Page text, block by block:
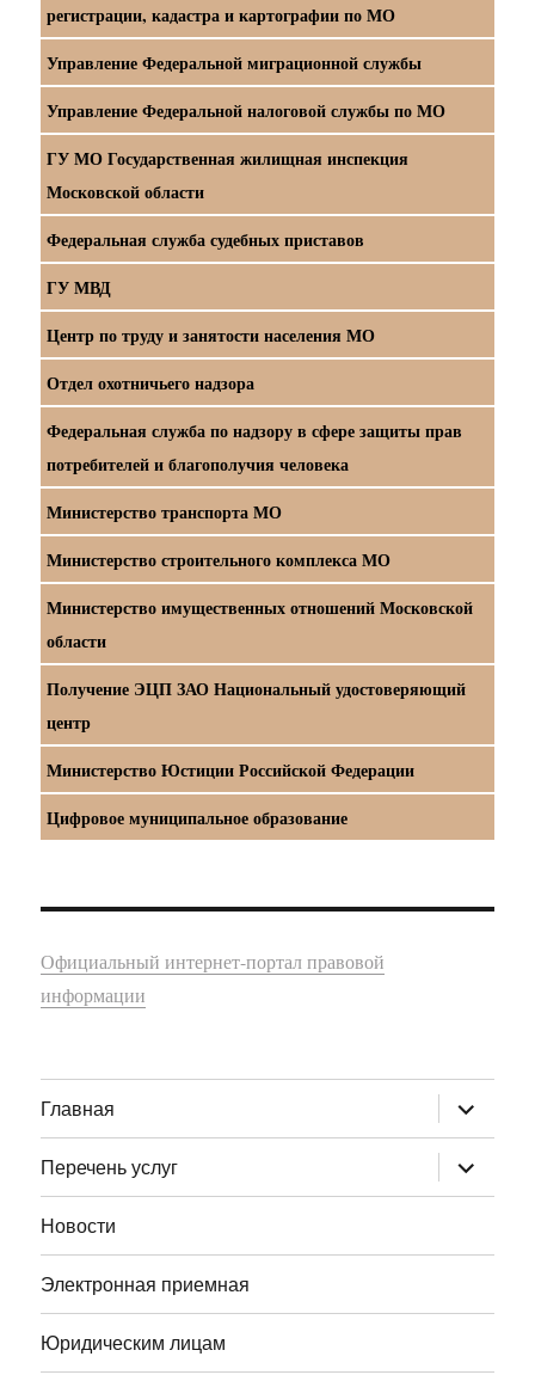
регистрации, кадастра и картографии по МО
Управление Федеральной миграционной службы
Управление Федеральной налоговой службы по МО
ГУ МО Государственная жилищная инспекция
Московской области
Федеральная служба судебных приставов
ГУ МВД
Центр по труду и занятости населения МО
Отдел охотничьего надзора
Федеральная служба по надзору в сфере защиты прав
потребителей и благополучия человека
Министерство транспорта МО
Министерство строительного комплекса МО
Министерство имущественных отношений Московской
области
Получение ЭЦП ЗАО Национальный удостоверяющий
центр
Министерство Юстиции Российской Федерации
Цифровое муниципальное образование
Официальный интернет-портал правовой
информации
Главная раскрыть
дочернее
меню
Перечень услуг
раскрыть
дочернее
меню
Новости
Электронная приемная
Юридическим лицам